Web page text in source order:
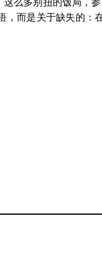
，而是关于缺失的